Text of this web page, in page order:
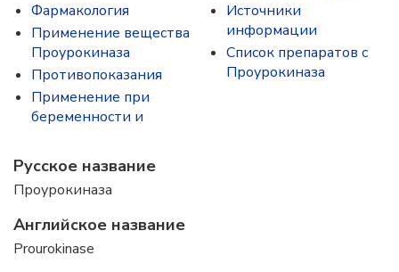
Фармакология
Применение вещества
Проурокиназа
Противопоказания
Применение при
беременности и
Источники
информации
Список препаратов с
Проурокиназа
Русское название
Проурокиназа
Английское название
Prourokinase